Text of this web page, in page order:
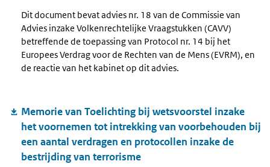
Dit document bevat advies nr. 18 van de Commissie van
Advies inzake Volkenrechtelijke Vraagstukken (CAVV)
betreffende de toepassing van Protocol nr. 14 bij het
Europees Verdrag voor de Rechten van de Mens (EVRM), en
de reactie van het kabinet op dit advies.
Memorie van Toelichting bij wetsvoorstel inzake
het voornemen tot intrekking van voorbehouden bij
een aantal verdragen en protocollen inzake de
bestrijding van terrorisme